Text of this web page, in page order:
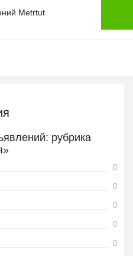
рубрика
0
0
0
0
0